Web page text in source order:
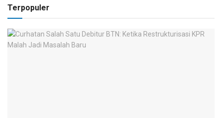
Terpopuler